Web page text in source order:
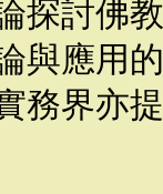
探討佛
與應用
務界亦